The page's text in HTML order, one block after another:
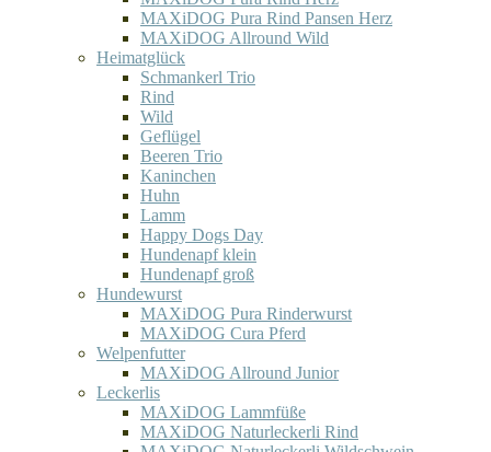
MAXiDOG Pura Rind Pansen Herz
MAXiDOG Allround Wild
Heimatglück
Schmankerl Trio
Rind
Wild
Geflügel
Beeren Trio
Kaninchen
Huhn
Lamm
Happy Dogs Day
Hundenapf klein
Hundenapf groß
Hundewurst
MAXiDOG Pura Rinderwurst
MAXiDOG Cura Pferd
Welpenfutter
MAXiDOG Allround Junior
Leckerlis
MAXiDOG Lammfüße
MAXiDOG Naturleckerli Rind